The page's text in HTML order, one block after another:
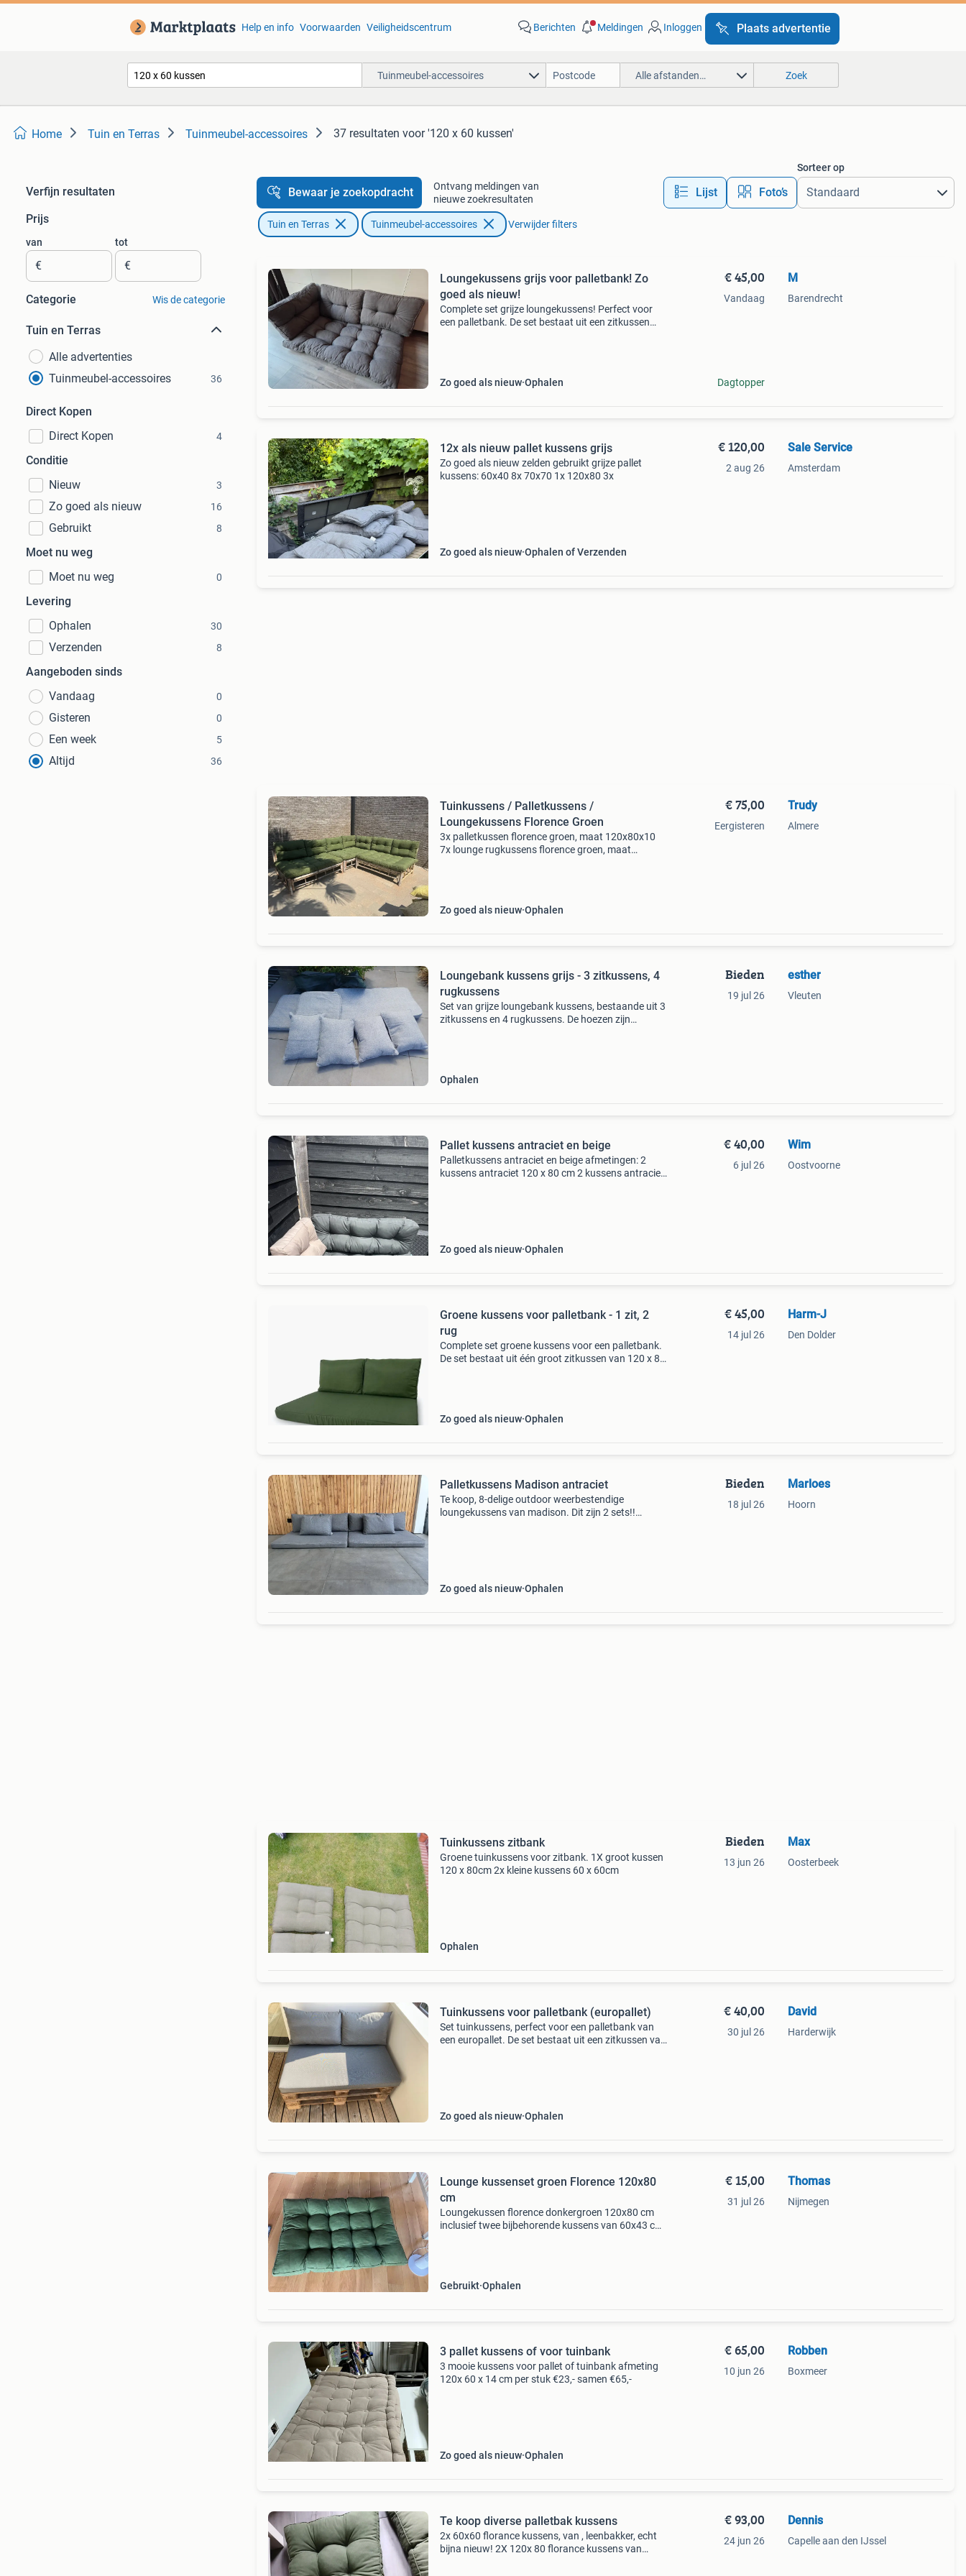
Help en info Voorwaarden Veiligheidscentrum Berichten Meldingen Inloggen Plaats advertentie
Tuinmeubel-accessoires Alle afstanden… Zoek
Home Tuin en Terras Tuinmeubel-accessoires 37 resultaten voor '120 x 60 kussen'
Verfijn resultaten
Prijs
van
€
tot
€
Categorie Wis de categorie
Tuin en Terras
Alle advertenties
Tuinmeubel-accessoires
36
Direct Kopen
Direct Kopen
4
Conditie
Nieuw
3
Zo goed als nieuw 16
Gebruikt 8
Moet nu weg
Moet nu weg
0
Levering
Ophalen
30
Verzenden 8
Aangeboden sinds
Vandaag
0
Gisteren 0
Een week 5
Altijd 36
Bewaar je zoekopdracht
Ontvang meldingen van
nieuwe zoekresultaten
Lijst Foto’s
Sorteer op
Tuin en Terras Tuinmeubel-accessoires Verwijder filters
Loungekussens grijs voor palletbank! Zo
goed als nieuw!
Complete set grijze loungekussens! Perfect voor
een palletbank. De set bestaat uit een zitkussen
Zo goed als nieuw Ophalen
€ 45,00
Vandaag
Dagtopper
M
Barendrecht
12x als nieuw pallet kussens grijs
Zo goed als nieuw zelden gebruikt grijze pallet
kussens: 60x40 8x 70x70 1x 120x80 3x
Zo goed als nieuw Ophalen of Verzenden
€ 120,00
2 aug 26
Sale Service
Amsterdam
Tuinkussens / Palletkussens /
Loungekussens Florence Groen
3x palletkussen florence groen, maat 120x80x10
7x lounge rugkussens florence groen, maat
Zo goed als nieuw Ophalen
€ 75,00
Eergisteren
Trudy
Almere
Loungebank kussens grijs - 3 zitkussens, 4
rugkussens
Set van grijze loungebank kussens, bestaande uit 3
zitkussens en 4 rugkussens. De hoezen zijn
Ophalen
Bieden
19 jul 26
esther
Vleuten
Pallet kussens antraciet en beige
Palletkussens antraciet en beige afmetingen: 2
kussens antraciet 120 x 80 cm 2 kussens antraciet
Zo goed als nieuw Ophalen
€ 40,00
6 jul 26
Wim
Oostvoorne
Groene kussens voor palletbank - 1 zit, 2
rug
Complete set groene kussens voor een palletbank.
De set bestaat uit één groot zitkussen van 120 x 80
Zo goed als nieuw Ophalen
€ 45,00
14 jul 26
Harm-J
Den Dolder
Palletkussens Madison antraciet
Te koop, 8-delige outdoor weerbestendige
loungekussens van madison. Dit zijn 2 sets!!
Zo goed als nieuw Ophalen
Bieden
18 jul 26
Marloes
Hoorn
Tuinkussens zitbank
Groene tuinkussens voor zitbank. 1X groot kussen
120 x 80cm 2x kleine kussens 60 x 60cm
Ophalen
Bieden
13 jun 26
Max
Oosterbeek
Tuinkussens voor palletbank (europallet)
Set tuinkussens, perfect voor een palletbank van
een europallet. De set bestaat uit een zitkussen van
Zo goed als nieuw Ophalen
€ 40,00
30 jul 26
David
Harderwijk
Lounge kussenset groen Florence 120x80
cm
Loungekussen florence donkergroen 120x80 cm
inclusief twee bijbehorende kussens van 60x43 cm.
Gebruikt Ophalen
€ 15,00
31 jul 26
Thomas
Nijmegen
3 pallet kussens of voor tuinbank
3 mooie kussens voor pallet of tuinbank afmeting
120x 60 x 14 cm per stuk €23,- samen €65,-
Zo goed als nieuw Ophalen
€ 65,00
10 jun 26
Robben
Boxmeer
Te koop diverse palletbak kussens
2x 60x60 florance kussens, van , leenbakker, echt
bijna nieuw! 2X 120x 80 florance kussens van
€ 93,00
24 jun 26
Dennis
Capelle aan den IJssel